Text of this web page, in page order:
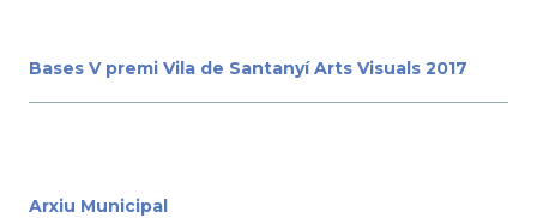
Bases V premi Vila de Santanyí Arts Visuals 2017
Arxiu Municipal